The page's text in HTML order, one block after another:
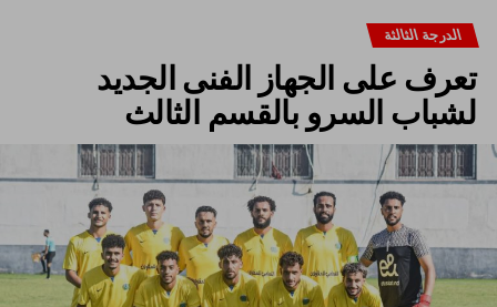
الدرجة الثالثة
تعرف على الجهاز الفنى الجديد
لشباب السرو بالقسم الثالث